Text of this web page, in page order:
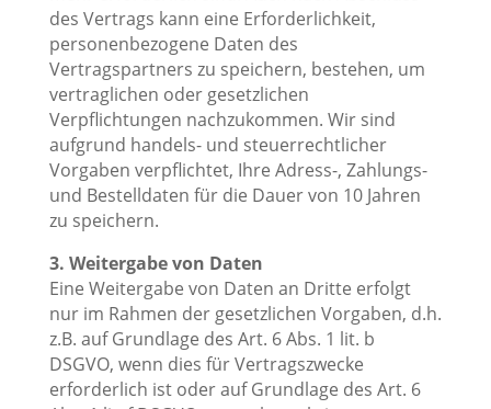
des Vertrags kann eine Erforderlichkeit,
personenbezogene Daten des
Vertragspartners zu speichern, bestehen, um
vertraglichen oder gesetzlichen
Verpflichtungen nachzukommen. Wir sind
aufgrund handels- und steuerrechtlicher
Vorgaben verpflichtet, Ihre Adress-, Zahlungs-
und Bestelldaten für die Dauer von 10 Jahren
zu speichern.
3. Weitergabe von Daten
Eine Weitergabe von Daten an Dritte erfolgt
nur im Rahmen der gesetzlichen Vorgaben, d.h.
z.B. auf Grundlage des Art. 6 Abs. 1 lit. b
DSGVO, wenn dies für Vertragszwecke
erforderlich ist oder auf Grundlage des Art. 6